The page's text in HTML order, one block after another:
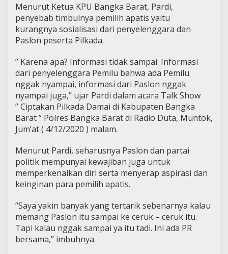
Menurut Ketua KPU Bangka Barat, Pardi,
penyebab timbulnya pemilih apatis yaitu
kurangnya sosialisasi dari penyelenggara dan
Paslon peserta Pilkada.
” Karena apa? Informasi tidak sampai. Informasi
dari penyelenggara Pemilu bahwa ada Pemilu
nggak nyampai, informasi dari Paslon nggak
nyampai juga,” ujar Pardi dalam acara Talk Show
” Ciptakan Pilkada Damai di Kabupaten Bangka
Barat ” Polres Bangka Barat di Radio Duta, Muntok,
Jum’at ( 4/12/2020 ) malam.
Menurut Pardi, seharusnya Paslon dan partai
politik mempunyai kewajiban juga untuk
memperkenalkan diri serta menyerap aspirasi dan
keinginan para pemilih apatis.
“Saya yakin banyak yang tertarik sebenarnya kalau
memang Paslon itu sampai ke ceruk – ceruk itu.
Tapi kalau nggak sampai ya itu tadi. Ini ada PR
bersama,” imbuhnya.